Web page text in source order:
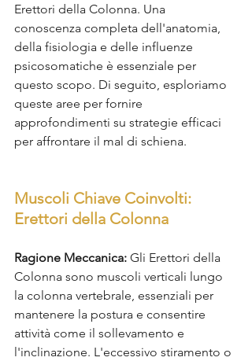
Erettori della Colonna. Una
conoscenza completa dell'anatomia,
della fisiologia e delle influenze
psicosomatiche è essenziale per
questo scopo. Di seguito, esploriamo
queste aree per fornire
approfondimenti su strategie efficaci
per affrontare il mal di schiena.
Muscoli Chiave Coinvolti:
Erettori della Colonna
Ragione Meccanica: Gli Erettori della
Colonna sono muscoli verticali lungo
la colonna vertebrale, essenziali per
mantenere la postura e consentire
attività come il sollevamento e
l'inclinazione. L'eccessivo stiramento o